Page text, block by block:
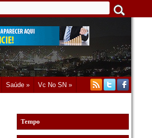
Saúde » Vc No SN »
Tempo